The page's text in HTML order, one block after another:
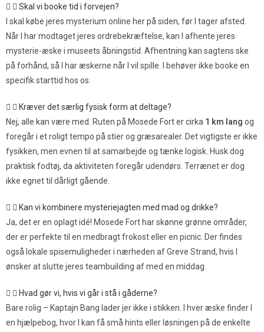
Skal vi booke tid i forvejen?
I skal købe jeres mysterium online her på siden, før I tager afsted.
Når I har modtaget jeres ordrebekræftelse, kan I afhente jeres
mysterie-æske i museets åbningstid. Afhentning kan sagtens ske
på forhånd, så I har æskerne når I vil spille. I behøver ikke booke en
specifik starttid hos os.
Kræver det særlig fysisk form at deltage?
Nej, alle kan være med. Ruten på Mosede Fort er cirka 1 km lang og
foregår i et roligt tempo på stier og græsarealer. Det vigtigste er ikke
fysikken, men evnen til at samarbejde og tænke logisk. Husk dog
praktisk fodtøj, da aktiviteten foregår udendørs. Terrænet er dog
ikke egnet til dårligt gående.
Kan vi kombinere mysteriejagten med mad og drikke?
Ja, det er en oplagt idé! Mosede Fort har skønne grønne områder,
der er perfekte til en medbragt frokost eller en picnic. Der findes
også lokale spisemuligheder i nærheden af Greve Strand, hvis I
ønsker at slutte jeres teambuilding af med en middag.
Hvad gør vi, hvis vi går i stå i gåderne?
Bare rolig – Kaptajn Bang lader jer ikke i stikken. I hver æske finder I
en hjælpebog, hvor I kan få små hints eller løsningen på de enkelte